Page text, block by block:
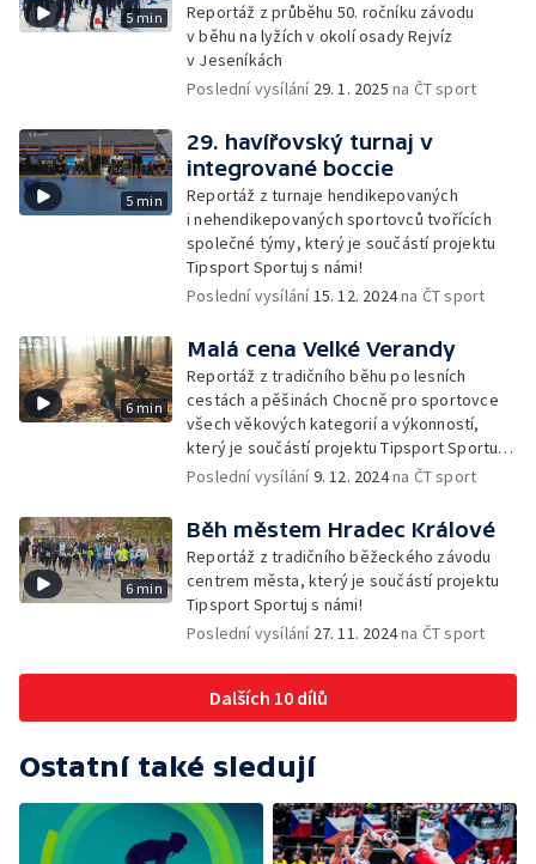
5 min
Reportáž z průběhu 50. ročníku závodu
v běhu na lyžích v okolí osady Rejvíz
v Jeseníkách
Poslední vysílání 29. 1. 2025 na ČT sport
5 min
29. havířovský turnaj v
integrované boccie
Reportáž z turnaje hendikepovaných
i nehendikepovaných sportovců tvořících
společné týmy, který je součástí projektu
Tipsport Sportuj s námi!
Poslední vysílání15. 12. 2024na ČT sport
6 min
Malá cena Velké Verandy
Reportáž z tradičního běhu po lesních
cestách a pěšinách Chocně pro sportovce
všech věkových kategorií a výkonností,
který je součástí projektu Tipsport Sportuj
s námi!
Poslední vysílání9. 12. 2024na ČT sport
6 min
Běh městem Hradec Králové
Reportáž z tradičního běžeckého závodu
centrem města, který je součástí projektu
Tipsport Sportuj s námi!
Poslední vysílání 27. 11. 2024na ČT sport
Dalších 10 dílů
Ostatní také sledují